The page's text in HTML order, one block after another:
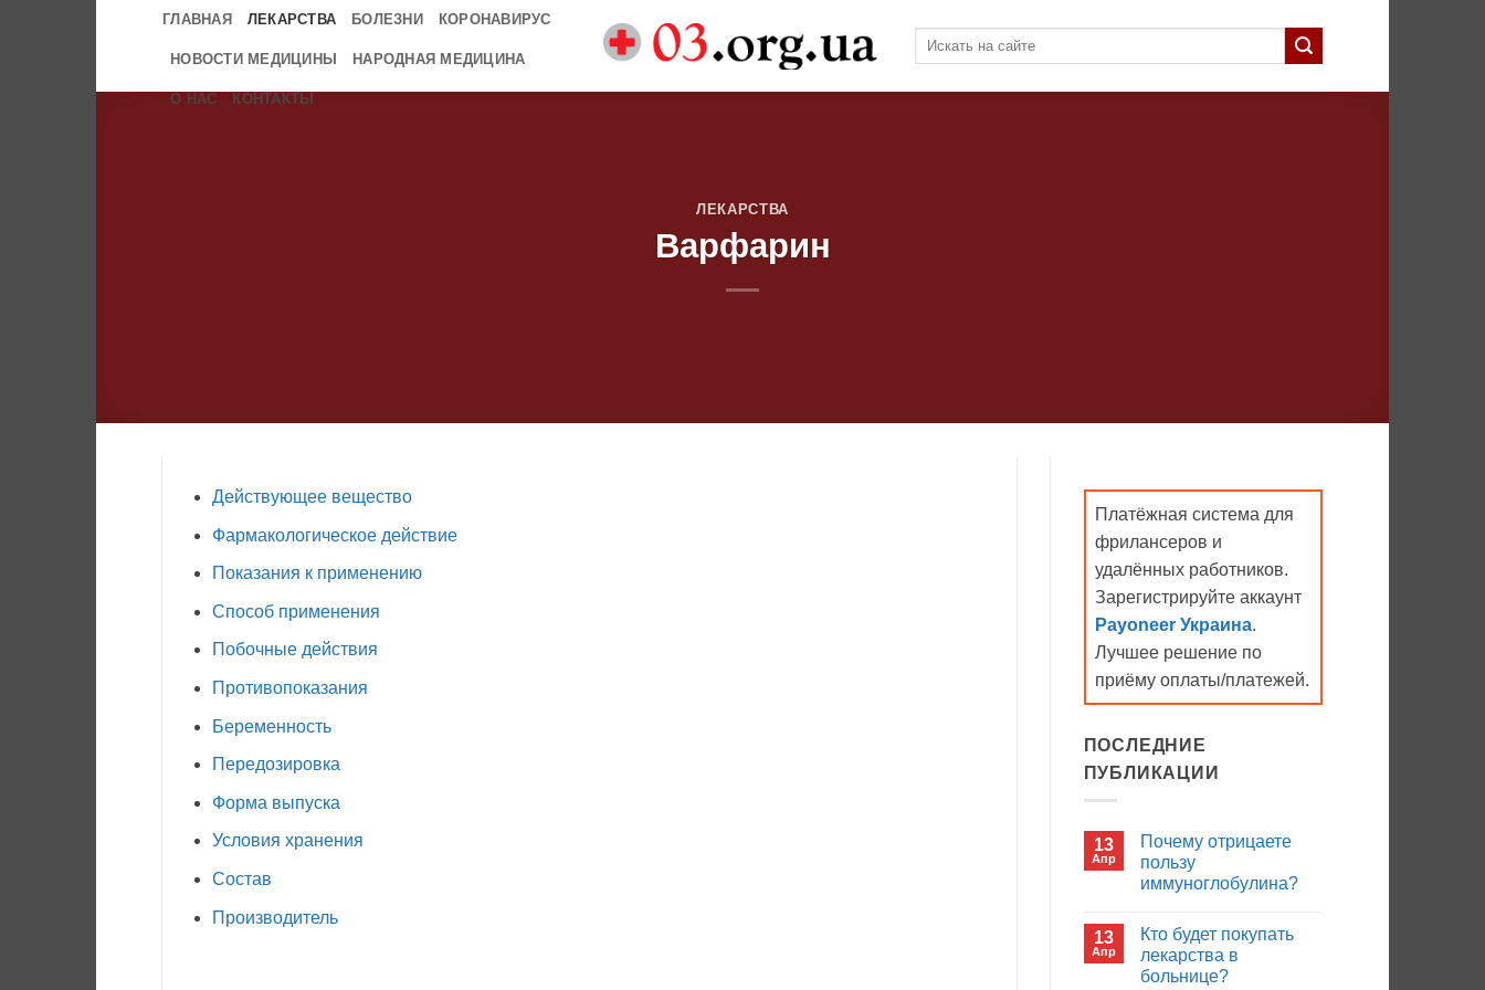
ГЛАВНАЯ ЛЕКАРСТВА БОЛЕЗНИ КОРОНАВИРУС
НОВОСТИ МЕДИЦИНЫ НАРОДНАЯ МЕДИЦИНА
О НАС КОНТАКТЫ
ЛЕКАРСТВА
Варфарин
Действующее вещество
Фармакологическое действие
Показания к применению
Способ применения
Побочные действия
Противопоказания
Беременность
Передозировка
Форма выпуска
Условия хранения
Состав
Производитель
Платёжная система для
фрилансеров и
удалённых работников.
Зарегистрируйте аккаунт
Payoneer Украина.
Лучшее решение по
приёму оплаты/платежей.
ПОСЛЕДНИЕ
ПУБЛИКАЦИИ
13
Апр
Почему отрицаете
пользу
иммуноглобулина?
записи
Почему
отрицаете
пользу
13
Апр
Кто будет покупать
лекарства в
больнице?